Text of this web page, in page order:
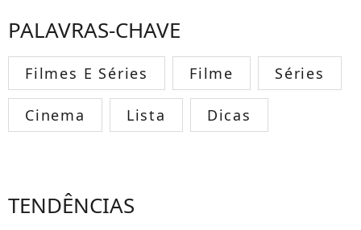
PALAVRAS-CHAVE
Filmes E Séries Filme Séries
Cinema Lista Dicas
TENDÊNCIAS